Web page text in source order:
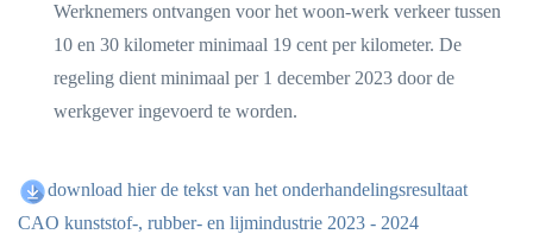
Werknemers ontvangen voor het woon-werk verkeer tussen
10 en 30 kilometer minimaal 19 cent per kilometer. De
regeling dient minimaal per 1 december 2023 door de
werkgever ingevoerd te worden.
download hier de tekst van het onderhandelingsresultaat
CAO kunststof-, rubber- en lijmindustrie 2023 - 2024